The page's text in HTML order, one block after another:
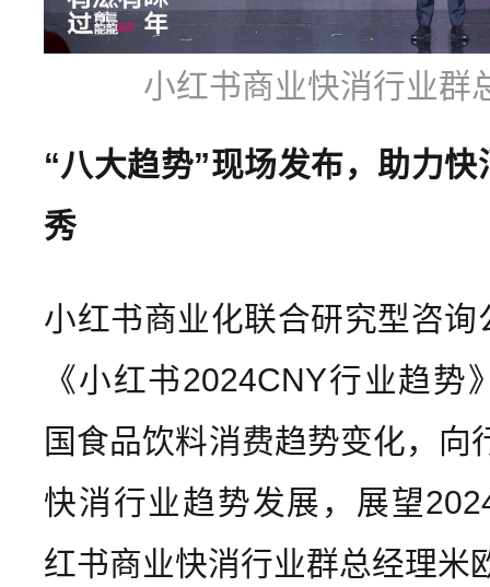
小红书商业快消行业群
“八大趋势”现场发布，助力
秀
小红书商业化联合研究型咨
《小红书2024CNY行业趋势
国食品饮料消费趋势变化，向
快消行业趋势发展，展望
红书商业快消行业群总经理米